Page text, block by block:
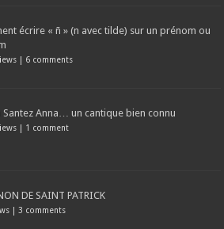
écrire « ñ » (n avec tilde) sur un prénom ou
| 6 comments
Anna… un cantique bien connu
| 1 comment
DE SAINT PATRICK
| 3 comments